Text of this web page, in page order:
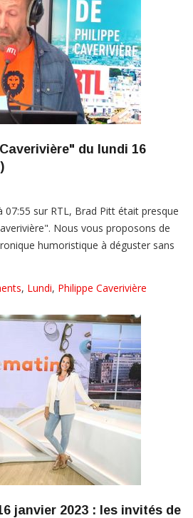
du lundi 16
07:55 sur RTL, Brad Pitt était presque
Nous vous proposons de
humoristique à déguster sans
, Lundi, Philippe Caverivière
janvier 2023 : les invités de